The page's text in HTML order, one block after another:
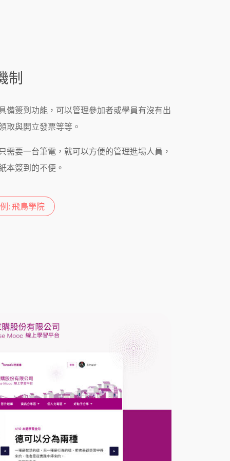
制
備簽到功能，可以管理參加者或學員有沒有出
取與開立發票等等。
需要一台筆電，就可以方便的管理進場人員，
本簽到的不便。
: 飛鳥學院